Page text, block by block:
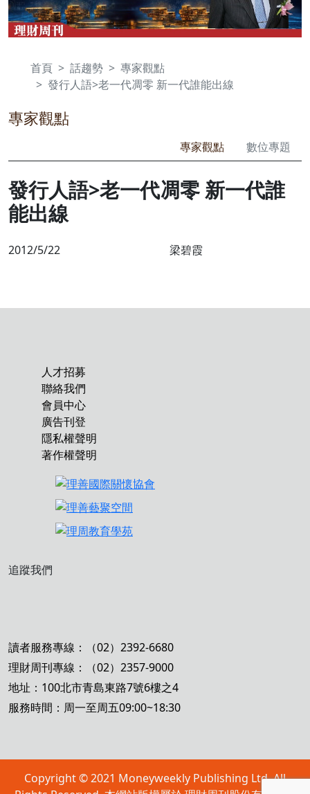
首頁 話趨勢
專家觀點
發行人語>老一代凋零 新一代誰能出線
專家觀點
專家觀點 數位專題
發行人語>老一代凋零 新一代誰
能出線
2012/5/22 梁碧霞
人才招募
聯絡我們
會員中心
廣告刊登
隱私權聲明
著作權聲明
追蹤我們
讀者服務專線：（02）2392-6680
理財周刊專線：（02）2357-9000
地址：100北市青島東路7號6樓之4
服務時間：周一至周五09:00~18:30
Copyright © 2021 Moneyweekly Publishing Ltd. All